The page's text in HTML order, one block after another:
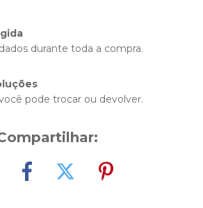
durante toda a compra.
pode trocar ou devolver.